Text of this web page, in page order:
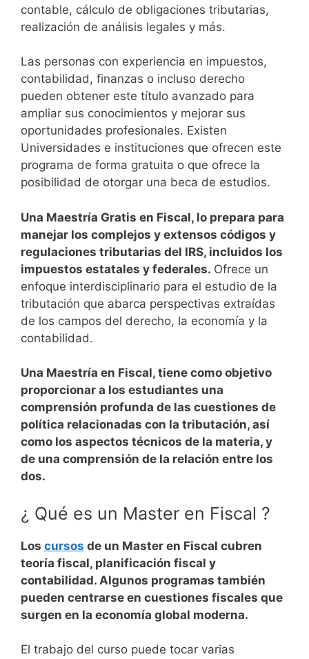
contable, cálculo de obligaciones tributarias,
realización de análisis legales y más.
Las personas con experiencia en impuestos,
contabilidad, finanzas o incluso derecho
pueden obtener este título avanzado para
ampliar sus conocimientos y mejorar sus
oportunidades profesionales. Existen
Universidades e instituciones que ofrecen este
programa de forma gratuita o que ofrece la
posibilidad de otorgar una beca de estudios.
Una Maestría Gratis en Fiscal, lo prepara para
manejar los complejos y extensos códigos y
regulaciones tributarias del IRS, incluidos los
impuestos estatales y federales. Ofrece un
enfoque interdisciplinario para el estudio de la
tributación que abarca perspectivas extraídas
de los campos del derecho, la economía y la
contabilidad.
Una Maestría en Fiscal, tiene como objetivo
proporcionar a los estudiantes una
comprensión profunda de las cuestiones de
política relacionadas con la tributación, así
como los aspectos técnicos de la materia, y
de una comprensión de la relación entre los
dos.
¿ Qué es un Master en Fiscal ?
Los cursos de un Master en Fiscal cubren
teoría fiscal, planificación fiscal y
contabilidad. Algunos programas también
pueden centrarse en cuestiones fiscales que
surgen en la economía global moderna.
El trabajo del curso puede tocar varias